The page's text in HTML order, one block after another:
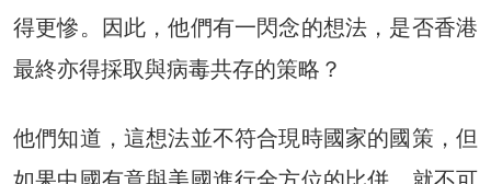
得更慘。因此，他們有一閃念的想法，是否香港
最終亦得採取與病毒共存的策略？
他們知道，這想法並不符合現時國家的國策，但